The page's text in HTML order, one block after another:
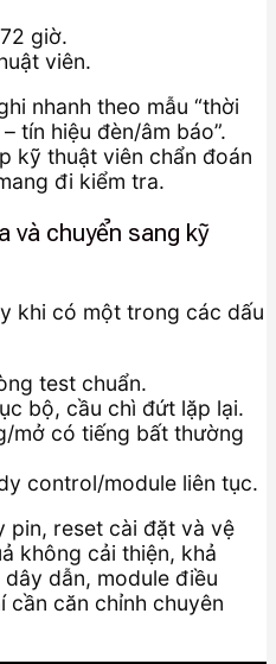
giờ.
viên.
nhanh theo mẫu “thời
tín hiệu đèn/âm báo”.
kỹ thuật viên chẩn đoán
đi kiểm tra.
và chuyển sang kỹ
khi có một trong các dấu
test chuẩn.
bộ, cầu chì đứt lặp lại.
mở có tiếng bất thường
control/module liên tục.
pin, reset cài đặt và vệ
không cải thiện, khả
dẫn, module điều
cần căn chỉnh chuyên